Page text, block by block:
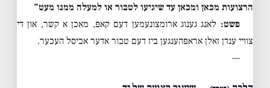
הרצועות מכאן ומכאן עד שיגיעו לטבור או למעלה ממנו מעט”
פשט: לאנג גענוג ארומצונעמען דעם קאפּ, מאכן א קשר, און די
צוויי ענדן זאלן אראפּהענגען ביז דעם טבור אדער אביסל העכער.
—